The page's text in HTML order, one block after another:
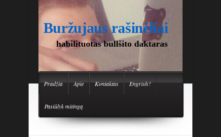
Buržujaus rašinėliai
habilituotas bullšito daktaras
Pradžia Apie Kontaktas Engrish?
Pasiūlyk mitingą